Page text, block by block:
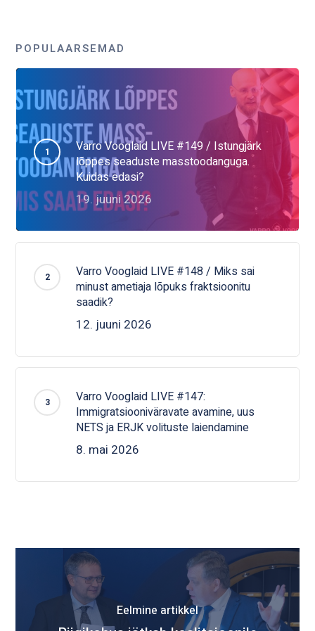
POPULAARSEMAD
Varro Vooglaid LIVE #149 / Istungjärk
lõppes seaduste masstoodanguga.
Kuidas edasi?
19. juuni 2026
Varro Vooglaid LIVE #148 / Miks sai
minust ametiaja lõpuks fraktsioonitu
saadik?
12. juuni 2026
Varro Vooglaid LIVE #147:
Immigratsiooniväravate avamine, uus
NETS ja ERJK volituste laiendamine
8. mai 2026
Eelmine artikkel